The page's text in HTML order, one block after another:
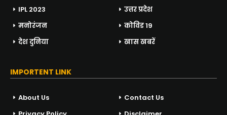
IPL 2023
उत्तर प्रदेश
मनोरंजन
कोविड 19
देश दुनिया
खास खबरें
IMPORTENT LINK
About Us
Contact Us